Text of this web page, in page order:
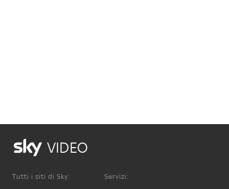
VIDEO
Tutti i siti di Sky: Servizi: